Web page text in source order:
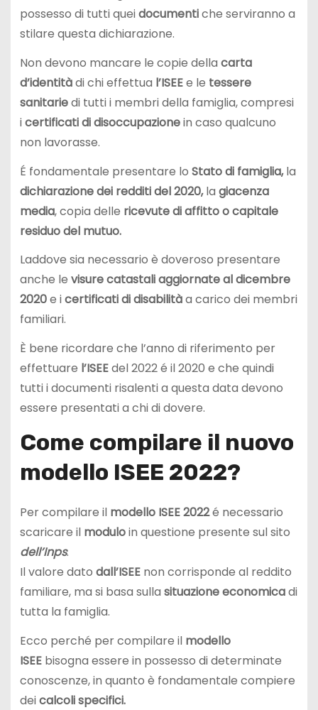
possesso di tutti queidocumentiche serviranno a
stilare questa dichiarazione.
Non devono mancare le copie della carta
d’identitàdi chi effettua l’ISEEe le tessere
sanitariedi tutti i membri della famiglia, compresi
icertificati didisoccupazionein caso qualcuno
non lavorasse.
É fondamentale presentare lo Stato di famiglia,la
dichiarazione dei redditi del 2020,la giacenza
media, copia delle ricevute di affitto ocapitale
residuo del mutuo.
Laddove sia necessario è doveroso presentare
anche le visure catastali aggiornate al dicembre
2020e icertificati di disabilitàa carico dei membri
familiari.
È bene ricordare che l’anno di riferimento per
effettuare l’ISEEdel 2022 é il 2020 e che quindi
tutti i documenti risalenti a questa data devono
essere presentati a chi di dovere.
Come compilare il nuovo
modello ISEE 2022?
Per compilare il modello ISEE 2022é necessario
scaricare il moduloin questione presente sul sito
dell’Inps.
Il valore dato dall’ISEEnon corrisponde al reddito
familiare, ma si basa sulla situazione economicadi
tutta la famiglia.
Ecco perché per compilare il modello
ISEEbisogna essere in possesso di determinate
conoscenze, in quanto è fondamentale compiere
deicalcoli specifici.